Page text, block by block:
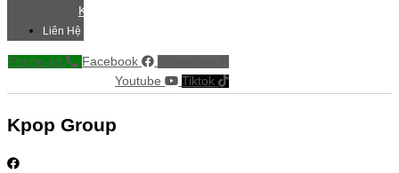
Khác
Liên Hệ
Phone-alt Facebook
Youtube
Tiktok
Kpop Group